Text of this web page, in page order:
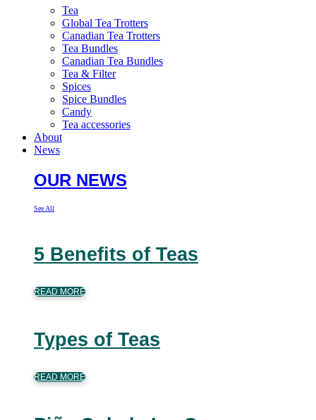
Tea
Global Tea Trotters
Canadian Tea Trotters
Tea Bundles
Canadian Tea Bundles
Tea & Filter
Spices
Spice Bundles
Candy
Tea accessories
About
News
OUR NEWS
See All
5 Benefits of Teas
READ MORE
Types of Teas
READ MORE